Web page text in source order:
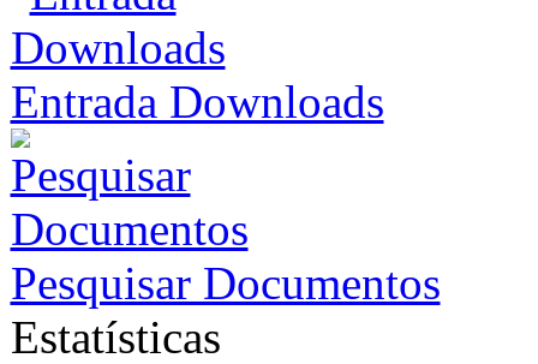
Entrada Downloads
Pesquisar Documentos
Estatísticas